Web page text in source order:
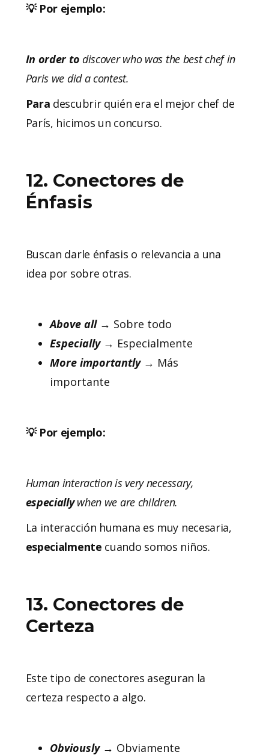
💡 Por ejemplo:
In order to discover who was the best chef in
Paris we did a contest.
Para descubrir quién era el mejor chef de
París, hicimos un concurso.
12. Conectores de
Énfasis
Buscan darle énfasis o relevancia a una
idea por sobre otras.
Above all → Sobre todo
Especially→ Especialmente
More importantly→ Más
importante
💡 Por ejemplo:
Human interaction is very necessary,
especiallywhen we are children.
La interacción humana es muy necesaria,
especialmente cuando somos niños.
13. Conectores de
Certeza
Este tipo de conectores aseguran la
certeza respecto a algo.
Obviously→ Obviamente